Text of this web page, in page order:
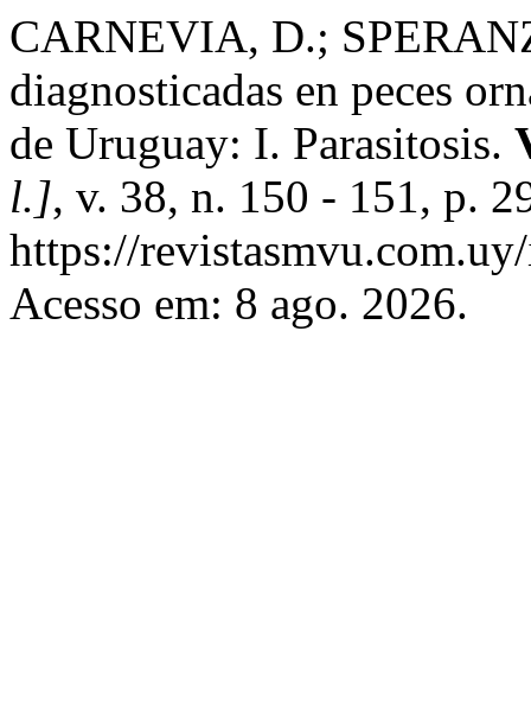
CARNEVIA, D.;
diagnosticadas en peces
de Uruguay: I. Parasitosis.
l.], v. 38, n. 150 - 151, p.
https://
Acesso em: 8 ago. 2026.